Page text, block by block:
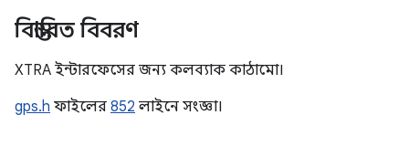
বিস্তারিত বিবরণ
XTRA ইন্টারফেসের জন্য কলব্যাক কাঠামো।
gps.h ফাইলের 852 লাইনে সংজ্ঞা।